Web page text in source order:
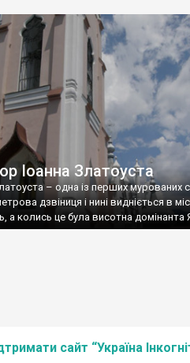
Іоанна Златоуста
– одна із перших мурованих
дзвіниця і нині видніється в
а колись це була висотна домінанта
сайт “Україна